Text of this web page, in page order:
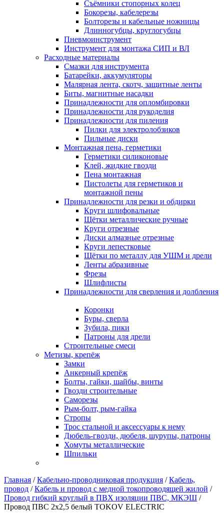
Съёмники стопорных колец
Бокорезы, кабелерезы
Болторезы и кабельные ножницы
Длинногубцы, круглогубцы
Пневмоинструмент
Инструмент для монтажа СИП и ВЛ
Расходные материалы
Смазки для инструмента
Батарейки, аккумуляторы
Малярная лента, скотч, защитные ленты
Биты, магнитные насадки
Принадлежности для опломбировки
Принадлежности для рукоделия
Принадлежности для пиления
Пилки для электролобзиков
Пильные диски
Монтажная пена, герметики
Герметики силиконовые
Клей, жидкие гвозди
Пена монтажная
Пистолеты для герметиков и
монтажной пены
Принадлежности для резки и обдирки
Круги шлифовальные
Щётки металлические ручные
Круги отрезные
Диски алмазные отрезные
Круги лепестковые
Щётки по металлу для УШМ и дрели
Ленты абразивные
Фрезы
Шлифлисты
Принадлежности для сверления и долбления
Коронки
Буры, сверла
Зубила, пики
Патроны для дрели
Строительные смеси
Метизы, крепёж
Замки
Анкерный крепёж
Болты, гайки, шайбы, винты
Гвозди строительные
Саморезы
Рым-болт, рым-гайка
Стропы
Трос стальной и аксессуары к нему
Дюбель-гвозди, дюбеля, шурупы, патроны
Хомуты металлические
Шпильки
Главная /Кабельно-проводниковая продукция /Кабель,
провод /Кабель и провод с медной токопроводящей жилой /
Провод гибкий круглый в ПВХ изоляции ПВС, МКЭШ /
Провод ПВС 2х2,5 белый TOKOV ELECTRIC